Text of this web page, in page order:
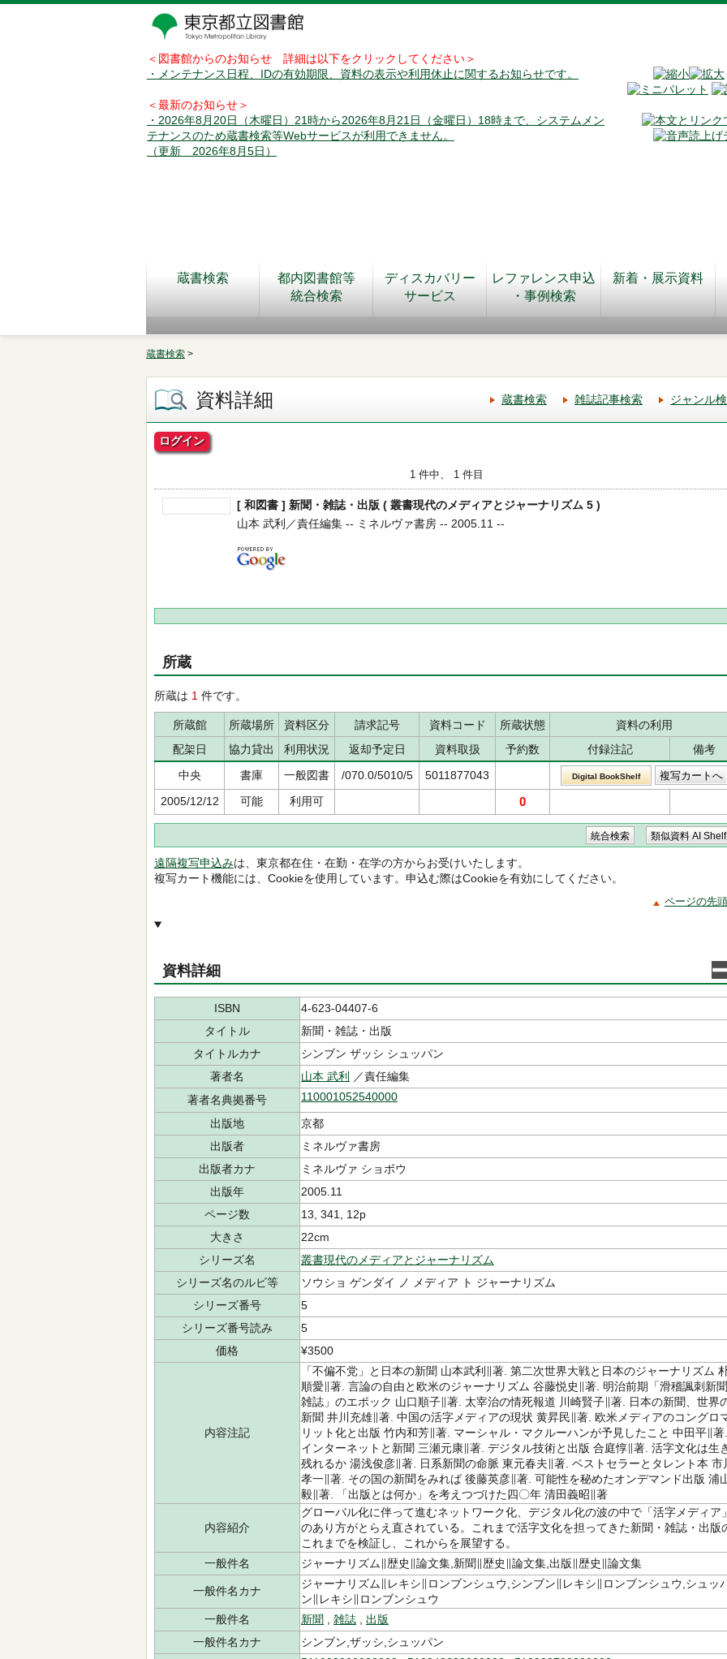
＜図書館からのお知らせ 詳細は以下をクリックしてください＞
・メンテナンス日程、IDの有効期限、資料の表示や利用休止に関するお知らせです。
＜最新のお知らせ＞
・2026年8月20日（木曜日）21時から2026年8月21日（金曜日）18時まで、システムメン
テナンスのため蔵書検索等Webサービスが利用できません。
（更新 2026年8月5日）
蔵書検索
都内図書館等
統合検索
ディスカバリー
サービス
レファレンス申込
・事例検索
新着・展示資料
蔵書検索 >
資料詳細 蔵書検索 雑誌記事検索 ジャンル
ログイン
1 件中、 1 件目
[ 和図書 ] 新聞・雑誌・出版 ( 叢書現代のメディアとジャーナリズム 5 )
山本 武利／責任編集 -- ミネルヴァ書房 -- 2005.11 --
所蔵
所蔵は 1 件です。
所蔵館 所蔵場所 資料区分 請求記号 資料コード 所蔵状態
資料の利用
配架日
協力貸出 利用状況 返却予定日 資料取扱 予約数 付録注記
備考
中央
書庫 一般図書 /070.0/5010/5 5011877043 Digital BookShelf
2005/12/12 可能 利用可 0
遠隔複写申込みは、東京都在住・在勤・在学の方からお受けいたします。
複写カート機能には、Cookieを使用しています。申込む際はCookieを有効にしてください。
ページの先
資料詳細
ISBN
4-623-04407-6
タイトル
新聞・雑誌・出版
タイトルカナ
シンブン ザッシ シュッパン
著者名
山本 武利
／責任編集
著者名典拠番号
110001052540000
出版地
京都
出版者
ミネルヴァ書房
出版者カナ
ミネルヴァ ショボウ
出版年
2005.11
ページ数
13, 341, 12p
大きさ
22cm
シリーズ名
叢書現代のメディアとジャーナリズム
シリーズ名のルビ等
ソウショ ゲンダイ ノ メディア ト ジャーナリズム
シリーズ番号
5
シリーズ番号読み
5
価格
¥3500
内容注記
「不偏不党」と日本の新聞 山本武利∥著. 第二次世界大戦と日本のジャーナリズム
順愛∥著. 言論の自由と欧米のジャーナリズム 谷藤悦史∥著. 明治前期「滑稽諷刺新聞
雑誌」のエポック 山口順子∥著. 太宰治の情死報道 川崎賢子∥著. 日本の新聞、世界
新聞 井川充雄∥著. 中国の活字メディアの現状 黄昇民∥著. 欧米メディアのコングロ
リット化と出版 竹内和芳∥著. マーシャル・マクルーハンが予見したこと 中田平∥著.
インターネットと新聞 三瀬元康∥著. デジタル技術と出版 合庭惇∥著. 活字文化は生
残れるか 湯浅俊彦∥著. 日系新聞の命脈 東元春夫∥著. ベストセラーとタレント本 市
孝一∥著. その国の新聞をみれば 後藤英彦∥著. 可能性を秘めたオンデマンド出版 浦
毅∥著. 「出版とは何か」を考えつづけた四〇年 清田義昭∥著
内容紹介
グローバル化に伴って進むネットワーク化、デジタル化の波の中で「活字メディア
のあり方がとらえ直されている。これまで活字文化を担ってきた新聞・雑誌・出版
これまでを検証し、これからを展望する。
一般件名
ジャーナリズム∥歴史∥論文集,新聞∥歴史∥論文集,出版∥歴史∥論文集
一般件名カナ
ジャーナリズム∥レキシ∥ロンブンシュウ,シンブン∥レキシ∥ロンブンシュウ,シュッ
ン∥レキシ∥ロンブンシュウ
一般件名
新聞 雑誌
出版
一般件名カナ
シンブン,ザッシ,シュッパン